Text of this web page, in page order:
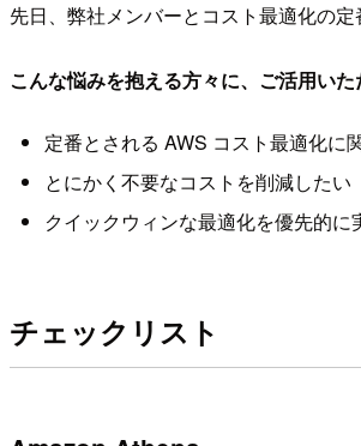
先日、弊社メンバーとコスト最適化の
こんな悩みを抱える方々に、ご活用いた
定番とされる AWS コスト最適化に
とにかく不要なコストを削減したい
クイックウィンな最適化を優先的に
チェックリスト